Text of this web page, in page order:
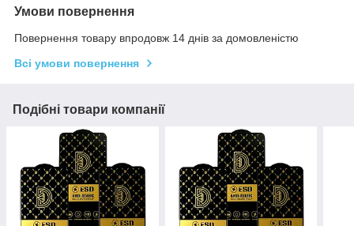
Умови повернення
Повернення товару впродовж 14 днів за домовленістю
Всі умови повернення
Подібні товари компанії